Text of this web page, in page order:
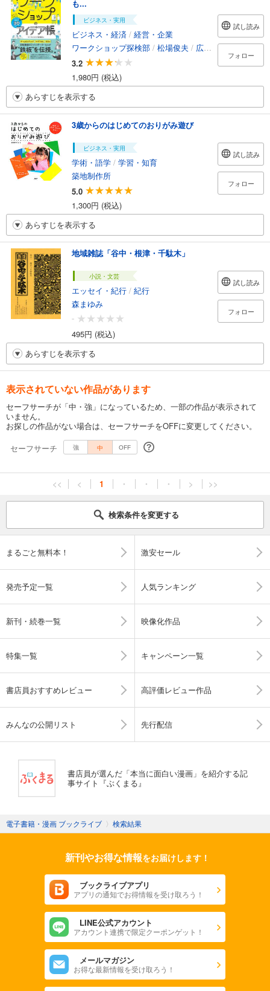
も...
ビジネス・実用
ビジネス・経済 / 経営・企業
ワークショップ探検部 / 松場俊夫 / 広江朋紀 /東嗣了/
3.2
1,980円 (税込)
試し読み
フォロー
あらすじを表示する
3歳からのはじめてのおりがみ遊び
ビジネス・実用
学術・語学 / 学習・知育
築地制作所
5.0
1,300円 (税込)
試し読み
フォロー
あらすじを表示する
地域雑誌「谷中・根津・千駄木」
小説・文芸
エッセイ・紀行 / 紀行
森まゆみ
-
495円 (税込)
試し読み
フォロー
あらすじを表示する
表示されていない作品があります
セーフサーチが「中・強」になっているため、一部の作品が表示されて
いません。
お探しの作品がない場合は、セーフサーチをOFFに変更してください。
セーフサーチ
強 中 OFF
<< < 1 ・ ・ ・ > >>
検索条件を変更する
まるごと無料本！ 激安セール
発売予定一覧 人気ランキング
新刊・続巻一覧 映像化作品
特集一覧 キャンペーン一覧
書店員おすすめレビュー 高評価レビュー作品
みんなの公開リスト 先行配信
書店員が選んだ「本当に面白い漫画」を紹介する記
事サイト『ぶくまる』
電子書籍・漫画 ブックライブ 〉 検索結果
新刊やお得な情報をお届けします！
ブックライブアプリ
アプリの通知でお得情報を受け取ろう！
LINE公式アカウント
アカウント連携で限定クーポンゲット！
メールマガジン
お得な最新情報を受け取ろう！